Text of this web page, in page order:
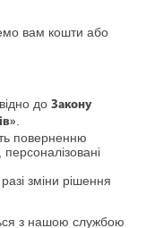
вам кошти або
до Закону
.
поверненню
персоналізовані
зміни рішення
з нашою службою